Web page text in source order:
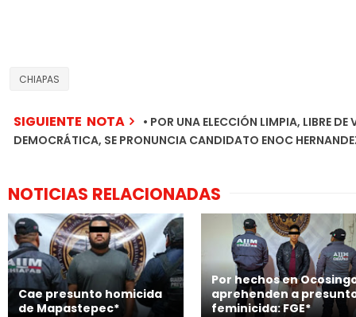
CHIAPAS
SIGUIENTE NOTA
• POR UNA ELECCIÓN LIMPIA, LIBRE DE
DEMOCRÁTICA, SE PRONUNCIA CANDIDATO ENOC
NOTICIAS RELACIONADAS
Cae presunto homicida
de Mapastepec*
Por hechos en
aprehenden a
feminicida: FGE*